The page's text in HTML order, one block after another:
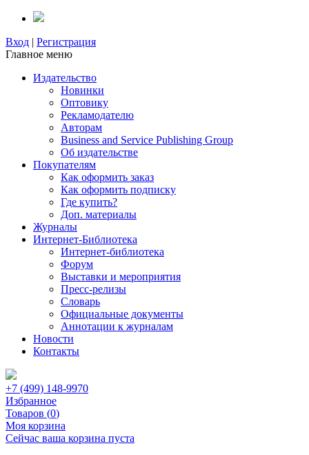
Вход | Регистрация
Главное меню
Издательство
Новинки
Оптовику
Рекламодателю
Авторам
Business and Service Publishing Group
Об издательстве
Покупателям
Как оформить заказ
Как оформить подписку
Где купить?
Доп. материалы
Журналы
Интернет-Библиотека
Интернет-библиотека
Форум
Выставки и мероприятия
Пресс-релизы
Словарь
Официальные документы
Аннотации к журналам
Новости
Контакты
+7 (499) 148-9970
Избранное
Товаров (0)
Моя корзина
Сейчас ваша корзина пуста